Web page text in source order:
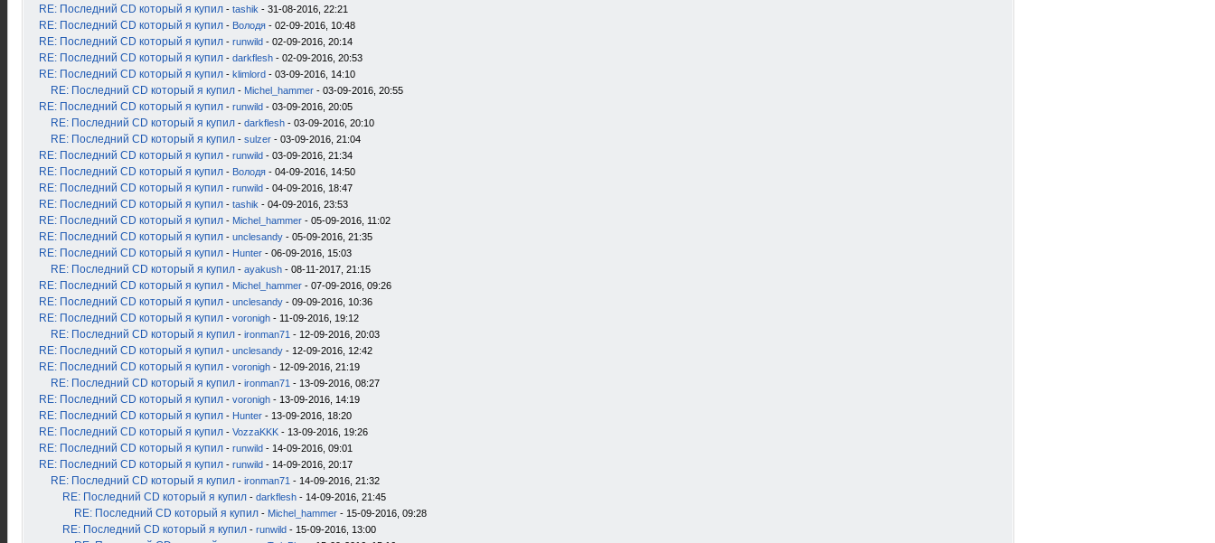
RE: Последний CD который я купил - tashik - 31-08-2016, 22:21
RE: Последний CD который я купил - Володя - 02-09-2016, 10:48
RE: Последний CD который я купил - runwild - 02-09-2016, 20:14
RE: Последний CD который я купил - darkflesh - 02-09-2016, 20:53
RE: Последний CD который я купил - klimlord - 03-09-2016, 14:10
RE: Последний CD который я купил - Michel_hammer - 03-09-2016, 20:55
RE: Последний CD который я купил - runwild - 03-09-2016, 20:05
RE: Последний CD который я купил - darkflesh - 03-09-2016, 20:10
RE: Последний CD который я купил - sulzer - 03-09-2016, 21:04
RE: Последний CD который я купил - runwild - 03-09-2016, 21:34
RE: Последний CD который я купил - Володя - 04-09-2016, 14:50
RE: Последний CD который я купил - runwild - 04-09-2016, 18:47
RE: Последний CD который я купил - tashik - 04-09-2016, 23:53
RE: Последний CD который я купил - Michel_hammer - 05-09-2016, 11:02
RE: Последний CD который я купил - unclesandy - 05-09-2016, 21:35
RE: Последний CD который я купил - Hunter - 06-09-2016, 15:03
RE: Последний CD который я купил - ayakush - 08-11-2017, 21:15
RE: Последний CD который я купил - Michel_hammer - 07-09-2016, 09:26
RE: Последний CD который я купил - unclesandy - 09-09-2016, 10:36
RE: Последний CD который я купил - voronigh - 11-09-2016, 19:12
RE: Последний CD который я купил - ironman71 - 12-09-2016, 20:03
RE: Последний CD который я купил - unclesandy - 12-09-2016, 12:42
RE: Последний CD который я купил - voronigh - 12-09-2016, 21:19
RE: Последний CD который я купил - ironman71 - 13-09-2016, 08:27
RE: Последний CD который я купил - voronigh - 13-09-2016, 14:19
RE: Последний CD который я купил - Hunter - 13-09-2016, 18:20
RE: Последний CD который я купил - VozzaKKK - 13-09-2016, 19:26
RE: Последний CD который я купил - runwild - 14-09-2016, 09:01
RE: Последний CD который я купил - runwild - 14-09-2016, 20:17
RE: Последний CD который я купил - ironman71 - 14-09-2016, 21:32
RE: Последний CD который я купил - darkflesh - 14-09-2016, 21:45
RE: Последний CD который я купил - Michel_hammer - 15-09-2016, 09:28
RE: Последний CD который я купил - runwild - 15-09-2016, 13:00